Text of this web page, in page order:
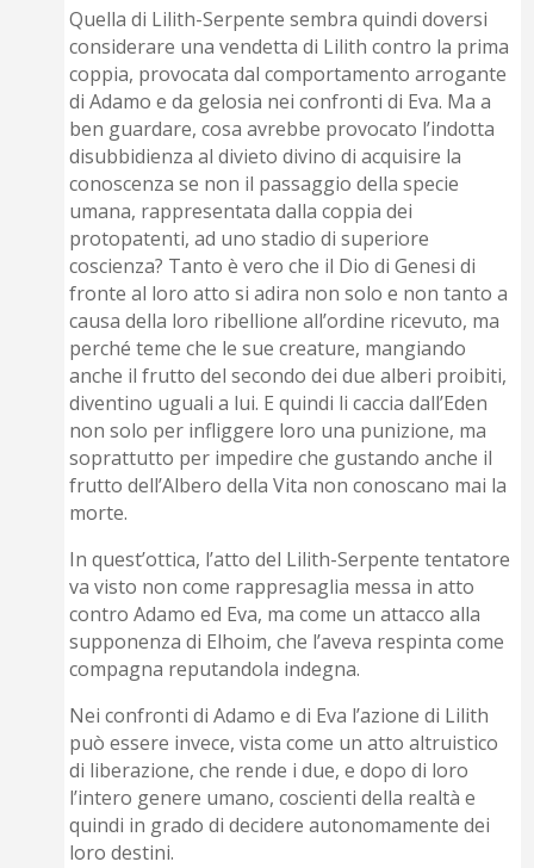
Quella di Lilith-Serpente sembra quindi doversi
considerare una vendetta di Lilith contro la prima
coppia, provocata dal comportamento arrogante
di Adamo e da gelosia nei confronti di Eva. Ma a
ben guardare, cosa avrebbe provocato l’indotta
disubbidienza al divieto divino di acquisire la
conoscenza se non il passaggio della specie
umana, rappresentata dalla coppia dei
protopatenti, ad uno stadio di superiore
coscienza? Tanto è vero che il Dio di Genesi di
fronte al loro atto si adira non solo e non tanto a
causa della loro ribellione all’ordine ricevuto, ma
perché teme che le sue creature, mangiando
anche il frutto del secondo dei due alberi proibiti,
diventino uguali a lui. E quindi li caccia dall’Eden
non solo per infliggere loro una punizione, ma
soprattutto per impedire che gustando anche il
frutto dell’Albero della Vita non conoscano mai la
morte.
In quest’ottica, l’atto del Lilith-Serpente tentatore
va visto non come rappresaglia messa in atto
contro Adamo ed Eva, ma come un attacco alla
supponenza di Elhoim, che l’aveva respinta come
compagna reputandola indegna.
Nei confronti di Adamo e di Eva l’azione di Lilith
può essere invece, vista come un atto altruistico
di liberazione, che rende i due, e dopo di loro
l’intero genere umano, coscienti della realtà e
quindi in grado di decidere autonomamente dei
loro destini.